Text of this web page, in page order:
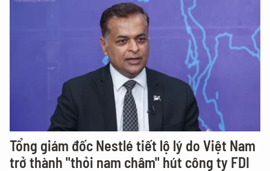
Tổng giám đốc Nestlé tiết lộ lý do Việt Nam
trở thành "thỏi nam châm" hút công ty FDI